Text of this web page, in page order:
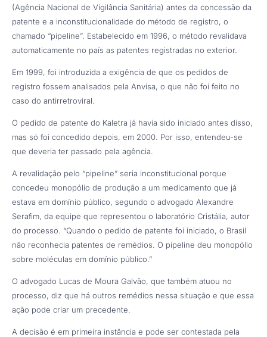
(Agência Nacional de Vigilância Sanitária) antes da concessão da
patente e a inconstitucionalidade do método de registro, o
chamado “pipeline”. Estabelecido em 1996, o método revalidava
automaticamente no país as patentes registradas no exterior.
Em 1999, foi introduzida a exigência de que os pedidos de
registro fossem analisados pela Anvisa, o que não foi feito no
caso do antirretroviral.
O pedido de patente do Kaletra já havia sido iniciado antes disso,
mas só foi concedido depois, em 2000. Por isso, entendeu-se
que deveria ter passado pela agência.
A revalidação pelo “pipeline” seria inconstitucional porque
concedeu monopólio de produção a um medicamento que já
estava em domínio público, segundo o advogado Alexandre
Serafim, da equipe que representou o laboratório Cristália, autor
do processo. “Quando o pedido de patente foi iniciado, o Brasil
não reconhecia patentes de remédios. O pipeline deu monopólio
sobre moléculas em domínio público.”
O advogado Lucas de Moura Galvão, que também atuou no
processo, diz que há outros remédios nessa situação e que essa
ação pode criar um precedente.
A decisão é em primeira instância e pode ser contestada pela